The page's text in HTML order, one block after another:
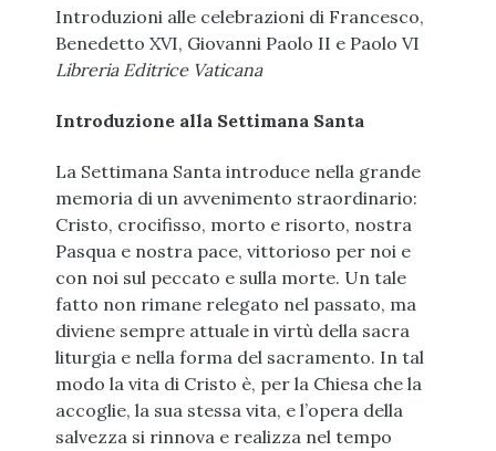
Introduzioni alle celebrazioni di Francesco,
Benedetto XVI, Giovanni Paolo II e Paolo VI
Libreria Editrice Vaticana
Introduzione alla Settimana Santa
La Settimana Santa introduce nella grande
memoria di un avvenimento straordinario:
Cristo, crocifisso, morto e risorto, nostra
Pasqua e nostra pace, vittorioso per noi e
con noi sul peccato e sulla morte. Un tale
fatto non rimane relegato nel passato, ma
diviene sempre attuale in virtù della sacra
liturgia e nella forma del sacramento. In tal
modo la vita di Cristo è, per la Chiesa che la
accoglie, la sua stessa vita, e l’opera della
salvezza si rinnova e realizza nel tempo